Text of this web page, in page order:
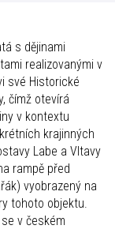
s dějinami
realizovanými v
své Historické
čímž otevírá
v kontextu
krajinných
Labe a Vltavy
rampě před
vyobrazený na
tohoto objektu.
v českém